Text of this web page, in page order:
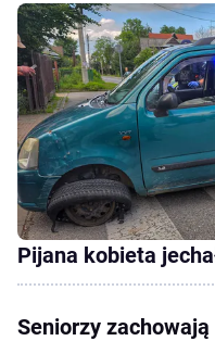
Pijana kobieta
Seniorzy